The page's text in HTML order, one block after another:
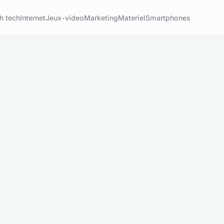
techInternetJeux-videoMarketingMaterielSmartphones